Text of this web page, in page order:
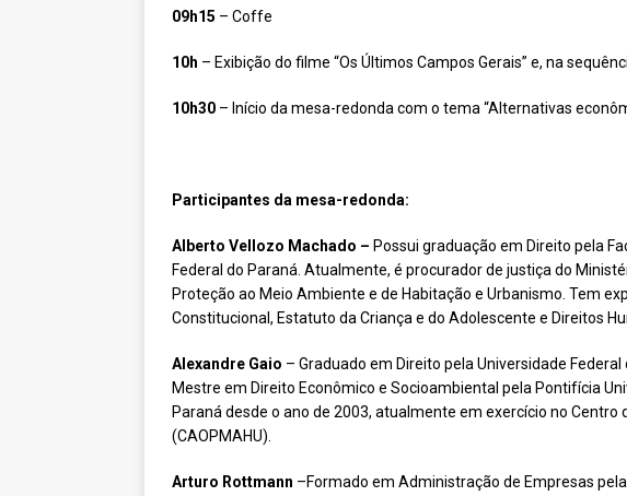
09h15 – Coffe
10h – Exibição do filme “Os Últimos Campos Gerais” e, na
10h30 – Início da mesa-redonda com o tema “Alternativas
Participantes da mesa-redonda:
Alberto Vellozo Machado – Possui graduação em Direito pela
Federal do Paraná. Atualmente, é procurador de justiça do
Proteção ao Meio Ambiente e de Habitação e Urbanismo. Tem
Constitucional, Estatuto da Criança e do Adolescente e Direitos
Alexandre Gaio – Graduado em Direito pela Universidade
Mestre em Direito Econômico e Socioambiental pela Pontifícia
Paraná desde o ano de 2003, atualmente em exercício no
(CAOPMAHU).
Arturo Rottmann –Formado em Administração de Empresas